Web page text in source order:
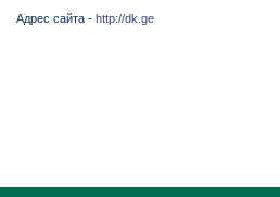
Адрес сайта - http://dk.ge